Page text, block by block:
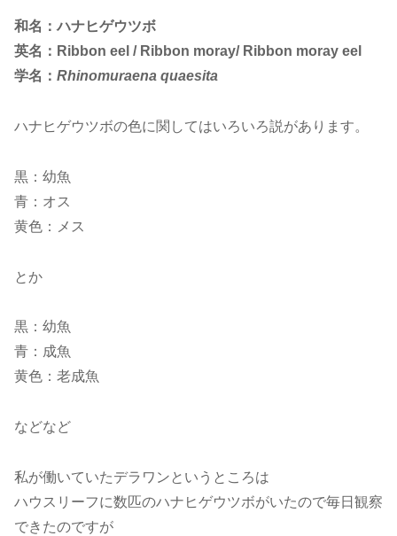
和名：ハナヒゲウツボ
英名：Ribbon eel / Ribbon moray/ Ribbon moray eel
学名： Rhinomuraena quaesita
ハナヒゲウツボの色に関してはいろいろ説があります。
黒：幼魚
青：オス
黄色：メス
とか
黒：幼魚
青：成魚
黄色：老成魚
などなど
私が働いていたデラワンというところは
ハウスリーフに数匹のハナヒゲウツボがいたので毎日観察
できたのですが